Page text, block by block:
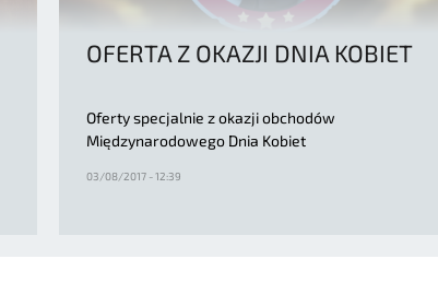
OFERTA Z OKAZJI DNIA KOBIET
Oferty specjalnie z okazji obchodów
Międzynarodowego Dnia Kobiet
03/08/2017 - 12:39